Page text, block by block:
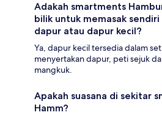
Adakah smartments
bilik untuk memasak
dapur atau dapur kecil?
Ya, dapur kecil tersedia dalam
menyertakan dapur, peti sejuk
mangkuk.
Apakah suasana di sekitar
Hamm?